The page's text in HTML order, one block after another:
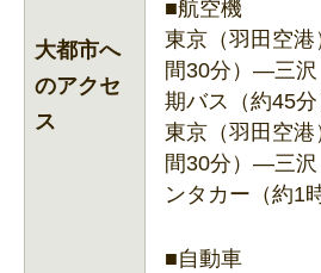
大都市へ
のアクセ
ス
■航空機
東京（羽田空
間30分）―三
期バス（約45
東京（羽田空
間30分）―三
ンタカー（約1
■自動車